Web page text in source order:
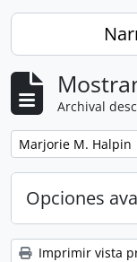
Archival
Remove filter:
Marjorie M. Halpin
Opciones
Imprimir vista